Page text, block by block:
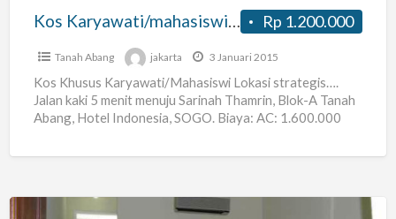
Rp 1.200.000
Kos Karyawati/mahasiswi Kebon Kacang Tanah Abang Jakpus
Tanah Abang jakarta 3 Januari 2015
Kos Khusus Karyawati/Mahasiswi Lokasi strategis….
Jalan kaki 5 menit menuju Sarinah Thamrin, Blok-A Tanah
Abang, Hotel Indonesia, SOGO. Biaya: AC: 1.600.000